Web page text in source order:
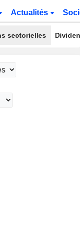
Actualités
sectorielles